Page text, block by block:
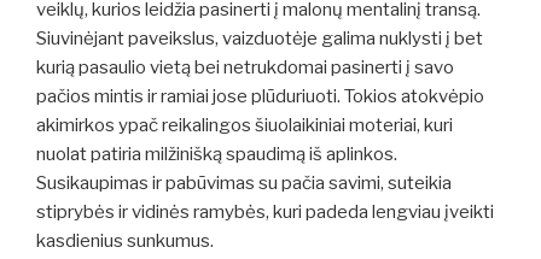
veiklų, kurios leidžia pasinerti į malonų mentalinį transą.
Siuvinėjant paveikslus, vaizduotėje galima nuklysti į bet
kurią pasaulio vietą bei netrukdomai pasinerti į savo
pačios mintis ir ramiai jose plūduriuoti. Tokios atokvėpio
akimirkos ypač reikalingos šiuolaikiniai moteriai, kuri
nuolat patiria milžinišką spaudimą iš aplinkos.
Susikaupimas ir pabūvimas su pačia savimi, suteikia
stiprybės ir vidinės ramybės, kuri padeda lengviau įveikti
kasdienius sunkumus.